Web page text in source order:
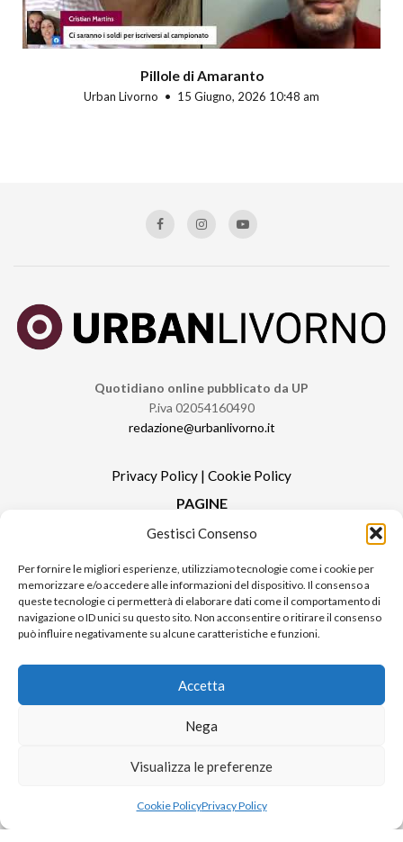
Gestisci Consenso
Per fornire le migliori esperienze, utilizziamo tecnologie come i cookie per
memorizzare e/o accedere alle informazioni del dispositivo. Il consenso a
queste tecnologie ci permetterà di elaborare dati come il comportamento di
navigazione o ID unici su questo sito. Non acconsentire o ritirare il consenso
può influire negativamente su alcune caratteristiche e funzioni.
Accetta
Nega
Visualizza le preferenze
Cookie PolicyPrivacy Policy
Pillole di Amaranto
Urban Livorno 15 Giugno, 2026 10:48 am
Quotidiano online pubblicato da UP
P.iva 02054160490
redazione@urbanlivorno.it
Privacy Policy | Cookie Policy
PAGINE
Redazione
Contatti
Pubblicità
Sitemap
RUBRICHE
Urban Video
© 2024 UP di Poggianti Simona | Urban Livorno è una testata giornalistica